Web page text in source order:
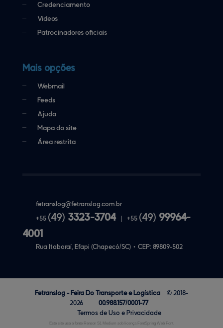
Credenciamento
Vídeos
Patrocinadores oficiais
Mais opções
Webmail
Feeds
Ajuda
Mapa do site
Área restrita
fetranslog@fetranslog.com.br
+55 (49) 3323-3704 +55 (49) 99964-
4001
Rua Itaboraí, Efapi (Chapecó/SC) • CEP: 89809-502
Fetranslog - Feira Do Transporte e Logística
© 2018-
2026
00.988.157/0001-77
Termos de Uso e Privacidade
Este site usa a fonte Rensor S1 Medium sob licença FontSpring Web Font.